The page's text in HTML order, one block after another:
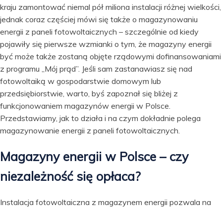
kraju zamontować niemal pół miliona instalacji różnej wielkości,
jednak coraz częściej mówi się także o magazynowaniu
energii z paneli fotowoltaicznych – szczególnie od kiedy
pojawiły się pierwsze wzmianki o tym, że magazyny energii
być może także zostaną objęte rządowymi dofinansowaniami
z programu „Mój prąd”. Jeśli sam zastanawiasz się nad
fotowoltaiką w gospodarstwie domowym lub
przedsiębiorstwie, warto, byś zapoznał się bliżej z
funkcjonowaniem magazynów energii w Polsce.
Przedstawiamy, jak to działa i na czym dokładnie polega
magazynowanie energii z paneli fotowoltaicznych.
Magazyny energii w Polsce – czy
niezależność się opłaca?
Instalacja fotowoltaiczna z magazynem energii pozwala na